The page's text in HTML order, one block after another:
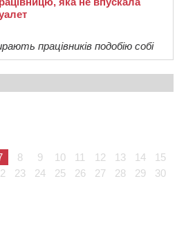
працівників подобію собі
8 9 10 11 12 13 14
15
23 24 25 26 27 28 29
30